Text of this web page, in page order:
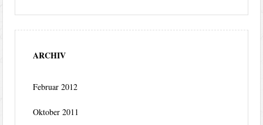
ARCHIV
Februar 2012
Oktober 2011